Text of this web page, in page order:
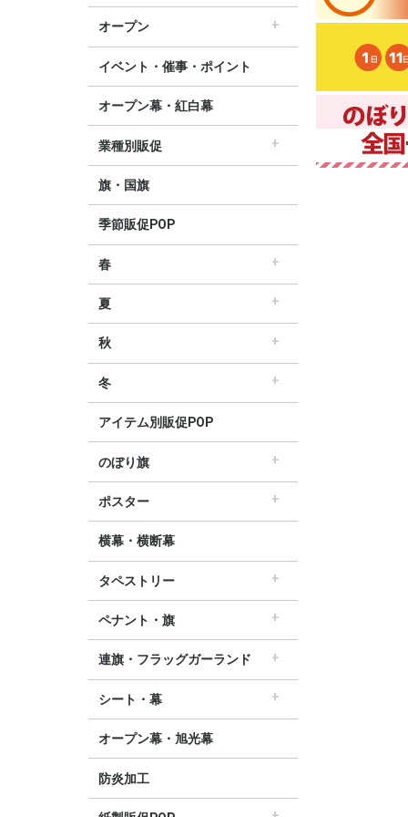
すべてのセール販促POP
セール・割引
∟セールのぼり旗
∟セールポスター
∟セールタペストリー
∟シンプルセール
∟プリズムセール
割引・値下げ・ＯＦＦ
創業祭・感謝祭・決算
閉店・売り尽くし
オープン
すべてのオープン販促POP
オープン・営業中
オープニングセール
リニューアルオープン
イベント・催事・ポイント
オープン幕・紅白幕
業種別販促
すべての業界別販促POP
レギュラー・オールシーズン販促
ホテル・宿泊販促
リサイクル・中古販売販促
ドラッグ薬局・薬局販促
理美容販促
飲食店販促
物販・小売店販促
不動産・車販促
旗・国旗
季節販促POP
春
すべての春の販促POP
春・スプリング
バレンタインデー・ホワイトデー
母の日・父の日
スプリングセール
夏
すべての夏の販促POP
夏・サマー
七夕
サマーセール
秋
すべての秋の販促POP
秋・オータム
ハロウィン
オータムセール
冬
すべての冬の販促POP
冬・ウィンター
クリスマス
歳末・お正月
ウィンターセール
アイテム別販促POP
のぼり旗
すべてののぼり旗
セールのぼり旗
レギュラーのぼり旗
ホテルのぼり旗
リサイクルのぼり旗
ドラッグ薬局のぼり旗
美容のぼり旗
物販のぼり旗
飲食のぼり旗
不動産・車のぼり旗
春のぼり旗
夏のぼり旗
秋のぼり旗
冬のぼり旗
ハロウィンのぼり旗
ポスター
すべてのポスター
パラポスター（横長）
テーマポスター（正方形）
変形ポスター
セールポスター
▽季節から選ぶ
∟春ポスター
∟夏ポスター
∟秋・ハロウィンポスター
∟冬・お正月・初売りポスター
∟クリスマスポスター
∟バレンタインポスター
横幕・横断幕
タペストリー
すべてのタペストリー
防炎加工タペストリー（90×180cm）
∟春タペストリー
∟夏タペストリー
∟秋・ハロウィンタペストリー
∟冬・クリスマスタペストリー
∟お正月タペストリー
∟バレンタインデータペストリー
60cm幅タペストリー
45cm幅タペストリー
ワイドタペストリー
ペナント・旗
すべてのペナント・旗
ペナント
ビッグペナント
連旗・フラッグガーランド
すべての連旗・フラッグ
連続ペナント
フラッグガーランド
ウェーブペナント他
シート・幕
すべてのシート・幕
シート・ワゴン幕
テーブルクロス
デコレーションリボン
オープン幕・旭光幕
防炎加工